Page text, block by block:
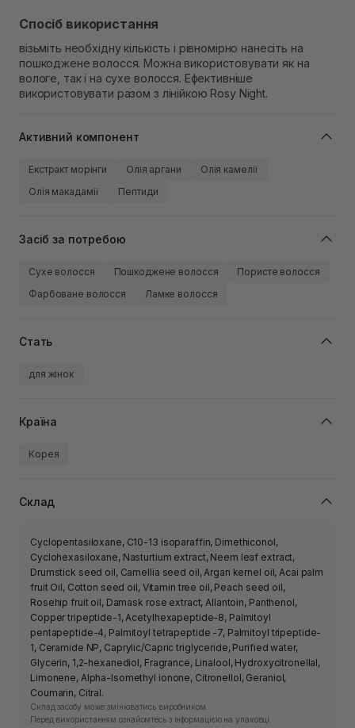
Спосіб використання
візьміть необхідну кількість і рівномірно нанесіть на
пошкоджене волосся. Можна використовувати як на
вологе, так і на сухе волосся. Ефективніше
використовувати разом з лінійкою Rosy Night.
Активний компонент
Екстракт морінги Олія аргани
Олія камелії
Олія макадамії
Пептиди
Засіб за потребою
Сухе волосся Пошкоджене волосся
Пористе волосся
Фарбоване волосся
Ламке волосся
Стать
для жінок
Країна
Корея
Склад
Cyclopentasiloxane, C10-13 isoparaffin, Dimethiconol,
Cyclohexasiloxane, Nasturtium extract, Neem leaf extract,
Drumstick seed oil, Camellia seed oil, Argan kernel oil, Acai palm
fruit Oil, Cotton seed oil, Vitamin tree oil, Peach seed oil,
Rosehip fruit oil, Damask rose extract, Allantoin, Panthenol,
Copper tripeptide-1, Acetylhexapeptide-8, Palmitoyl
pentapeptide-4, Palmitoyl tetrapeptide -7, Palmitoyl tripeptide-
1, Ceramide NP, Caprylic/Capric triglyceride, Purified water,
Glycerin, 1,2-hexanediol, Fragrance, Linalool, Hydroxycitronellal,
Limonene, Alpha-Isomethyl ionone, Citronellol, Geraniol,
Coumarin, Citral.
Склад засобу може змінюватись виробником.
Перед використанням ознайомтесь з інформацією на упаковці.